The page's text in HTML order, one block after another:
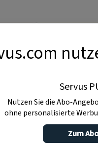
Servus
Nutzen Sie die Abo-
ohne personalisierte
Zum